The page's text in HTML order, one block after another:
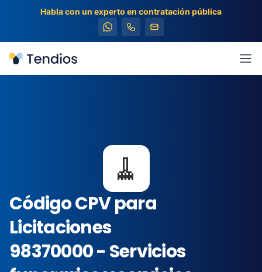
Habla con un experto en contratación pública
Tendios
🧹
Código CPV para
Licitaciones
98370000 - Servicios